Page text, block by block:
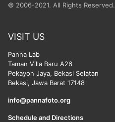
© 2006-2021. All Rights Reserved.
VISIT US
Panna Lab
Taman Villa Baru A26
Pekayon Jaya, Bekasi Selatan
Bekasi, Jawa Barat 17148
info@pannafoto.org
Schedule and Directions